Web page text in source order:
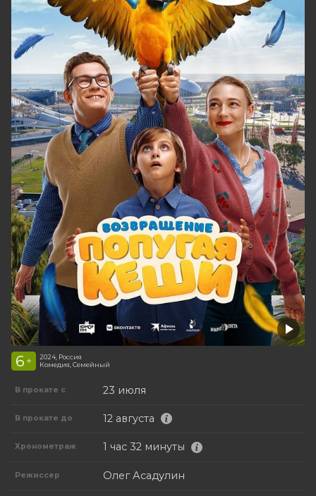
6 +
2024, Россия
Комедия, Семейный
В прокате с 23 июля
В прокате до 12 августа
Хронометраж 1 час 32 минуты
Режиссер Олег Асадулин